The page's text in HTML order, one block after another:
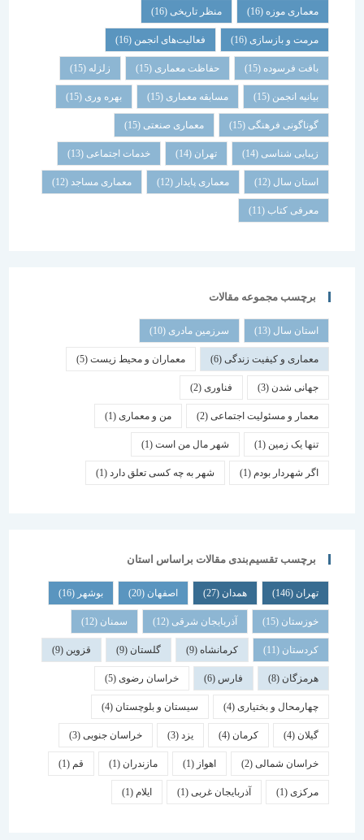
معماری موزه(16) منظر تاریخی (16)
مرمت و بازسازی(16) فعالیت‌های انجمن(16)
بافت فرسوده (15) حفاظت معماری (15) زلزله
بیانیه انجمن(15) مسابقه معماری (15) بهره وری(15)
گوناگونی فرهنگی (15) معماری صنعتی(15)
زیبایی شناسی (14) تهران خدمات اجتماعی (13)
استان سال(12) معماری پایدار (12) معماری مساجد(12)
معرفی کتاب(11)
برچسب مجموعه مقالات
استان سال(13) سرزمین مادری(10)
معماری و کیفیت زندگی(6) معماران و محیط زیست(5)
جهانی شدن(3) فناوری (2)
معمار و مسئولیت اجتماعی (2) من و معماری (1)
تنها یک زمین(1) شهر مال من است(1)
اگر شهردار بودم (1) شهر به چه کسی تعلق دارد(1)
برچسب تقسیم‌بندی مقالات براساس استان
همدان اصفهان (20) بوشهر
خوزستان(15) آذربایجان شرقی(12) سمنان (12)
کردستان(11) کرمانشاه(9) گلستان (9) قزوین
هرمزگان(8) فارس خراسان رضوی(5)
چهارمحال و بختیاری (4) سیستان و بلوچستان(4)
کرمان یزد خراسان جنوبی(3)
خراسان شمالی(2) اهواز مازندران(1) قم
(1) آذربایجان غربی(1) ایلام